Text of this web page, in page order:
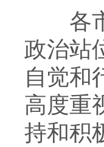
各市
政治站
自觉和
高度重
持和积